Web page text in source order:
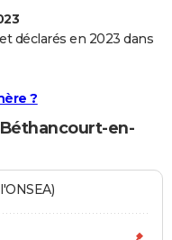
déclarés en 2023 dans
?
en-